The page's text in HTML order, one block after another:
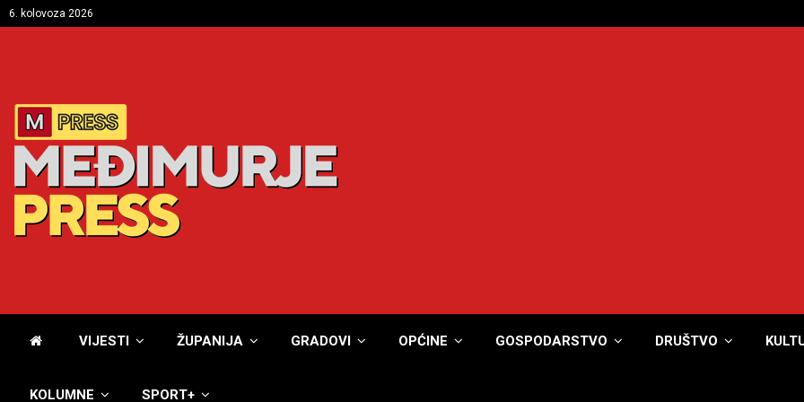
6. kolovoza 2026
VIJESTI ŽUPANIJA GRADOVI OPĆINE GOSPODARSTVO DRUŠTVO
KOLUMNE SPORT+